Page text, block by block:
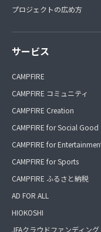
プロジェクトの広め方
サービス
CAMPFIRE
CAMPFIRE コミュニティ
CAMPFIRE Creation
CAMPFIRE for Social Good
CAMPFIRE for
CAMPFIRE for Sports
CAMPFIRE ふるさと納税
AD FOR ALL
HIOKOSHI
JFAクラウドファンディング